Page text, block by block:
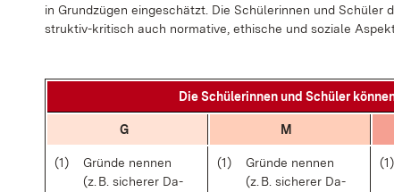
in Grund­zü­gen ein­ge­schätzt. Die Schü­le­rin­nen und Schü­ler
struk­ti­v-kri­tisch auch nor­ma­ti­ve, ethi­sche und so­zia­le
Die Schü­le­rin­nen und Schü­ler
G M
(1)
Grün­de nen­nen
(z. B. si­che­rer Da­
(1)
Grün­de nen­nen
(z. B. si­che­rer Da­
(1)